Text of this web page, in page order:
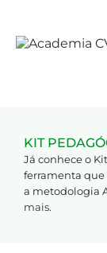
KIT
Já conhece o
ferramenta que
a metodologia
mais.